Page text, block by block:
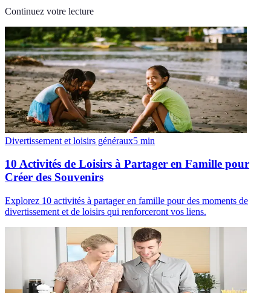
Continuez votre lecture
Divertissement et loisirs généraux5 min
10 Activités de Loisirs à Partager en Famille pour
Créer des Souvenirs
Explorez 10 activités à partager en famille pour des moments de
divertissement et de loisirs qui renforceront vos liens.